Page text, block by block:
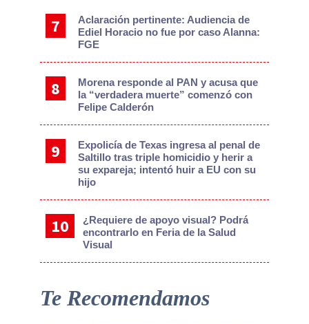
Aclaración pertinente: Audiencia de
Ediel Horacio no fue por caso Alanna:
FGE
Morena responde al PAN y acusa que
la “verdadera muerte” comenzó con
Felipe Calderón
Expolicía de Texas ingresa al penal de
Saltillo tras triple homicidio y herir a
su expareja; intentó huir a EU con su
hijo
¿Requiere de apoyo visual? Podrá
encontrarlo en Feria de la Salud
Visual
Te Recomendamos